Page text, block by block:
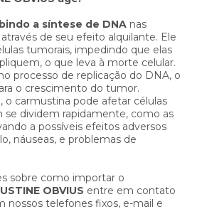
a síntese de DNA nas
de seu efeito alquilante. Ele
tumorais, impedindo que elas
o que leva à morte celular.
processo de replicação do DNA, o
o crescimento do tumor.
o carmustina pode afetar células
dividem rapidamente, como as
a possíveis efeitos adversos
náuseas, e problemas de
sobre como importar o
OBVIUS entre em contato
nossos telefones fixos, e-mail e